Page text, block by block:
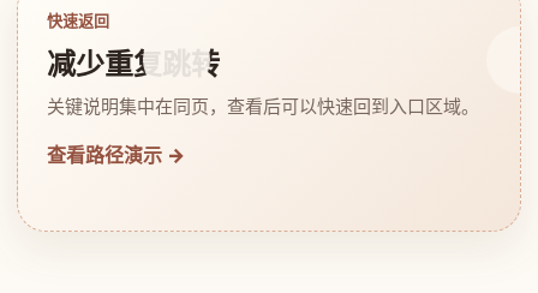
快速返回
减少重复跳转
关键说明集中在同页，查看后可以快速回到入口区域。
查看路径演示 →